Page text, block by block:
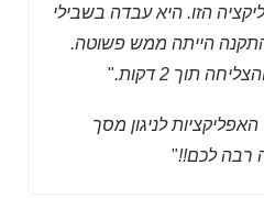
הזו. היא עבדה בשבילי
הייתה ממש פשוטה.
תוך 2 דקות.
"
לניגון מסך
רבה לכם!!"